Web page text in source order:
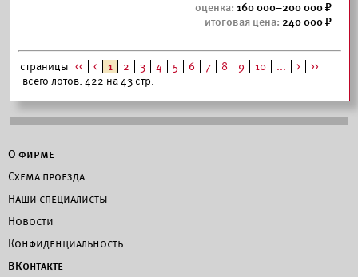
160 000–200 000
240 000
страницы << < 1 2 3 4 5 6 7 8 9 10 ... >
>>
всего лотов: 422 на 43 стр.
О фирме
Схема проезда
Наши специалисты
Новости
Конфиденциальность
ВКонтакте